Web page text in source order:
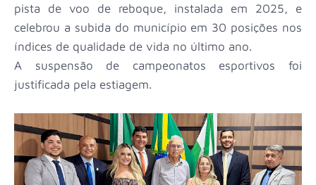
pista de voo de reboque, instalada em 2025, e
celebrou a subida do município em 30 posições nos
índices de qualidade de vida no último ano.
A suspensão de campeonatos esportivos foi
justificada pela estiagem.